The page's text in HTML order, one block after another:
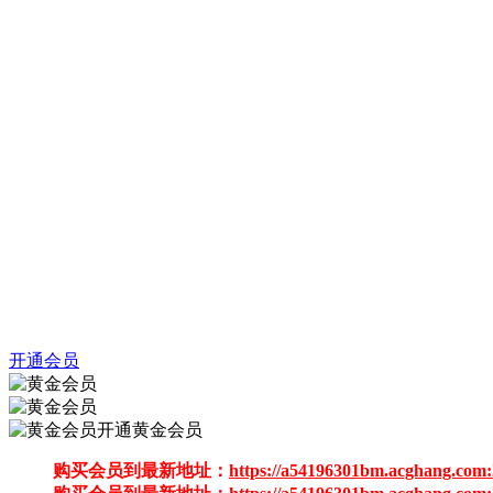
开通会员
开通黄金会员
购买会员到最新地址： https://